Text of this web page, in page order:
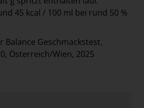
45 kcal / 100 ml bei rund 50 %
Balance Geschmackstest,
Österreich/Wien, 2025